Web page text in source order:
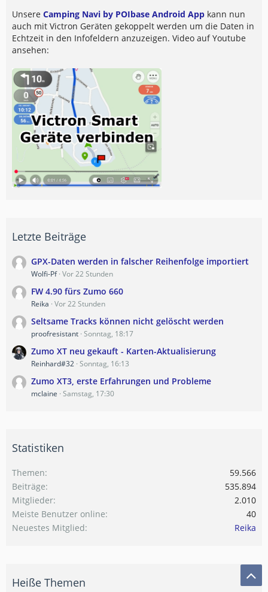
Unsere Camping Navi by POIbase Android App kann nun
auch mit Victron Geräten gekoppelt werden um die Daten in
Echtzeit in den Infofeldern anzuzeigen. Video auf Youtube
ansehen:
Letzte Beiträge
GPX-Daten werden in falscher Reihenfolge importiert
Wolfi-Pf Vor 22 Stunden
FW 4.90 fürs Zumo 660
Reika Vor 22 Stunden
Seltsame Tracks können nicht gelöscht werden
proofresistant Sonntag, 18:17
Zumo XT neu gekauft - Karten-Aktualisierung
Reinhard#32 Sonntag, 16:13
Zumo XT3, erste Erfahrungen und Probleme
mclaine Samstag, 17:30
Statistiken
Themen
59.566
Beiträge
535.894
Mitglieder
2.010
Meiste Benutzer online
40
Neuestes Mitglied
Reika
Heiße Themen